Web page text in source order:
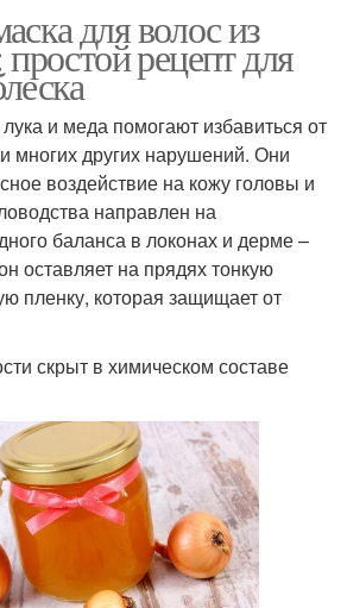
для волос из
рецепт для
и меда помогают избавиться от
многих других нарушений. Они
воздействие на кожу головы и
направлен на
баланса в локонах и дерме –
оставляет на прядях тонкую
пленку, которая защищает от
скрыт в химическом составе